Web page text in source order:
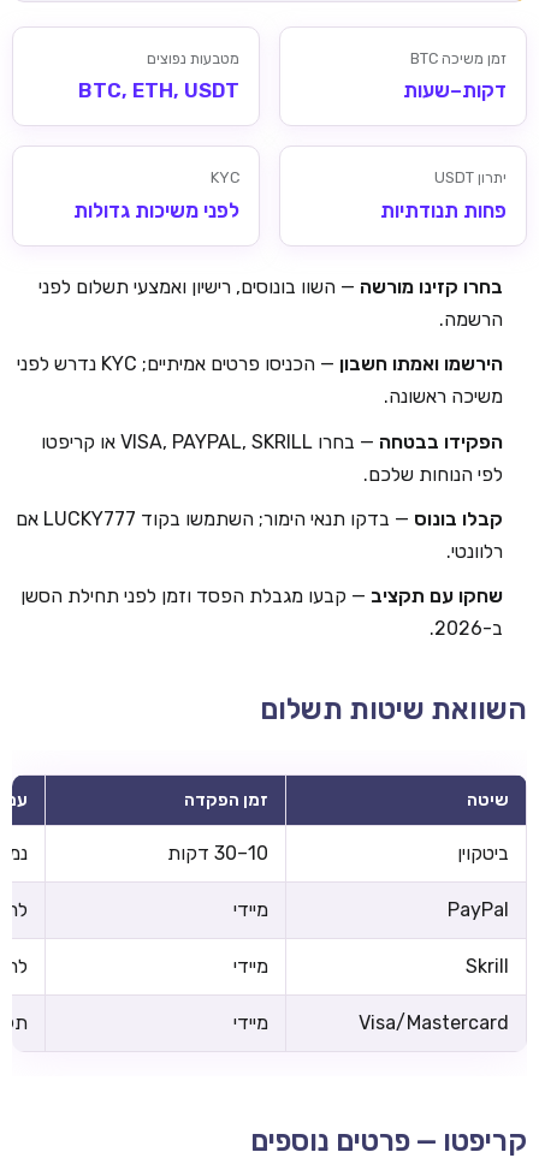
זמן משיכה BTC
דקות–שעות
מטבעות נפוצים
BTC, ETH, USDT
יתרון USDT
פחות תנודתיות
KYC
לפני משיכות גדולות
בחרו קזינו מורשה — השוו בונוסים, רישיון ואמצעי תשלום לפני
הרשמה.
הירשמו ואמתו חשבון
— הכניסו פרטים אמיתיים; KYC נדרש לפני
משיכה ראשונה.
הפקידו בבטחה
— בחרו VISA, PAYPAL, SKRILL או קריפטו
לפי הנוחות שלכם.
קבלו בונוס
— בדקו תנאי הימור; השתמשו בקוד LUCKY777 אם
רלוונטי.
שחקו עם תקציב — קבעו מגבלת הפסד וזמן לפני תחילת הסשן
ב-2026.
השוואת שיטות תשלום
שיטה זמן הפקדה
ביטקוין 10–30 דקות
PayPal מיידי
Skrill מיידי
Visa/Mastercard מיידי
קריפטו — פרטים נוספים